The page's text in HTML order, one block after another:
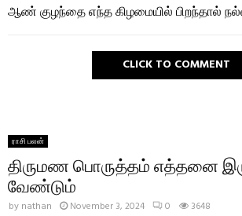
ஆண் குழந்தை எந்த கிழமையில் பிறந்தால்
CLICK TO COMMENT
ராசி பலன்
திருமண பொருத்தம் எத்தனை
வேண்டும்
by nathan November 3, 2024 0 3648